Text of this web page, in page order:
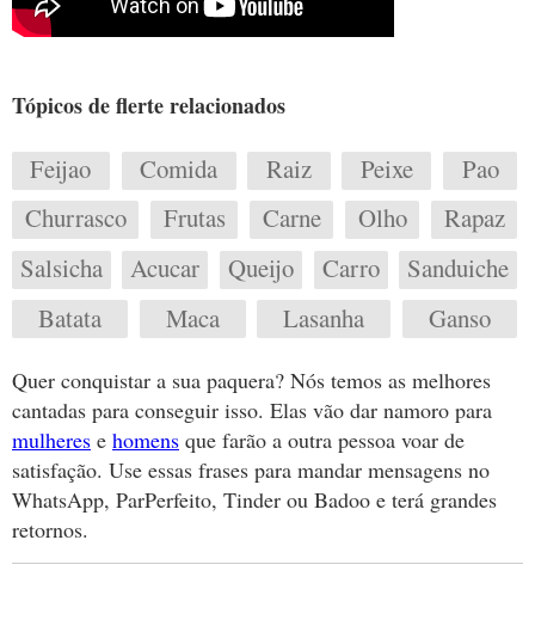
Tópicos de flerte relacionados
Feijao Comida Raiz Peixe
Pao
Churrasco
Frutas Carne Olho
Rapaz
Salsicha
Acucar Queijo Carro
Sanduiche
Batata
Maca Lasanha Ganso
Quer conquistar a sua paquera? Nós temos as melhores
cantadas para conseguir isso. Elas vão dar namoro para
mulheres e homens que farão a outra pessoa voar de
satisfação. Use essas frases para mandar mensagens no
WhatsApp, ParPerfeito, Tinder ou Badoo e terá grandes
retornos.